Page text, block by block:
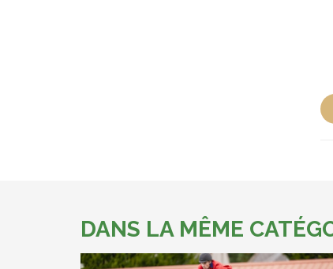
DANS LA MÊME